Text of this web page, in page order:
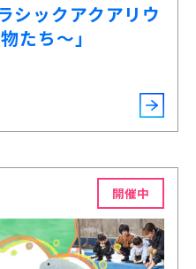
シックアクアリウ
たち～」
開催中